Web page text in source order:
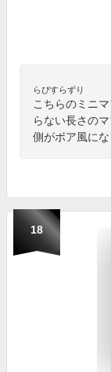
らぴすらずり
こちらのミニ
らない長さの
側がボア風に
18